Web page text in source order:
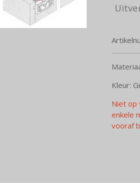
Kleur:
Niet op
enkele
vooraf